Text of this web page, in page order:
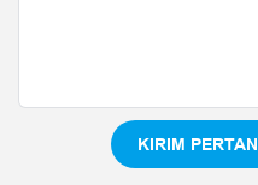
KIRIM